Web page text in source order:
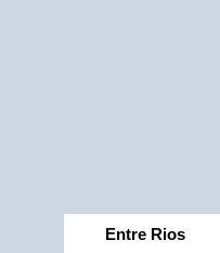
Entre Rios